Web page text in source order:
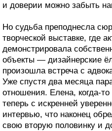
и доверии можно забыть
Но судьба преподнесла
творческой выставке, где
демонстрировала
объекты — дизайнерские
произошла встреча с
Уже спустя два месяца
отношения. Елена, когда-
теперь с искренней
интервью, что наконец
свою вторую половинку и